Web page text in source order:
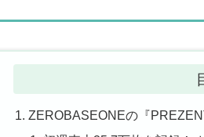
ZEROBASEONEの『